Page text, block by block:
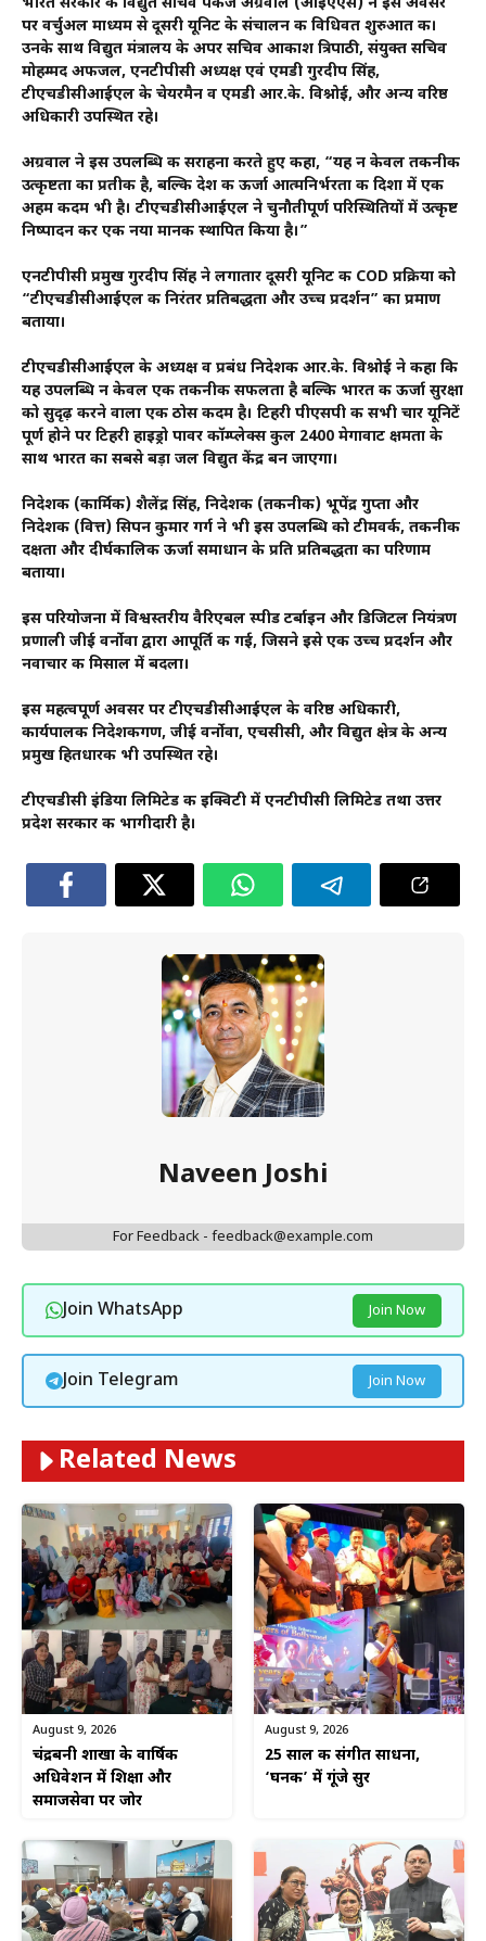
पर वर्चुअल माध्यम से दूसरी यूनिट के संचालन की विधिवत शुरुआत की।
उनके साथ विद्युत मंत्रालय के अपर सचिव आकाश त्रिपाठी, संयुक्त सचिव
मोहम्मद अफजल, एनटीपीसी अध्यक्ष एवं एमडी गुरदीप सिंह,
टीएचडीसीआईएल के चेयरमैन व एमडी आर.के. विश्नोई, और अन्य वरिष्ठ
अधिकारी उपस्थित रहे।
अग्रवाल ने इस उपलब्धि की सराहना करते हुए कहा, “यह न केवल तकनीकी
उत्कृष्टता का प्रतीक है, बल्कि देश की ऊर्जा आत्मनिर्भरता की दिशा में एक
अहम कदम भी है। टीएचडीसीआईएल ने चुनौतीपूर्ण परिस्थितियों में उत्कृष्ट
निष्पादन कर एक नया मानक स्थापित किया है।”
एनटीपीसी प्रमुख गुरदीप सिंह ने लगातार दूसरी यूनिट की COD प्रक्रिया को
“टीएचडीसीआईएल की निरंतर प्रतिबद्धता और उच्च प्रदर्शन” का प्रमाण
बताया।
टीएचडीसीआईएल के अध्यक्ष व प्रबंध निदेशक आर.के. विश्नोई ने कहा कि
यह उपलब्धि न केवल एक तकनीकी सफलता है बल्कि भारत की ऊर्जा सुरक्षा
को सुदृढ़ करने वाला एक ठोस कदम है। टिहरी पीएसपी की सभी चार यूनिटें
पूर्ण होने पर टिहरी हाइड्रो पावर कॉम्प्लेक्स कुल 2400 मेगावाट क्षमता के
साथ भारत का सबसे बड़ा जल विद्युत केंद्र बन जाएगा।
निदेशक (कार्मिक) शैलेंद्र सिंह, निदेशक (तकनीकी) भूपेंद्र गुप्ता और
निदेशक (वित्त) सिपन कुमार गर्ग ने भी इस उपलब्धि को टीमवर्क, तकनीकी
दक्षता और दीर्घकालिक ऊर्जा समाधान के प्रति प्रतिबद्धता का परिणाम
बताया।
इस परियोजना में विश्वस्तरीय वैरिएबल स्पीड टर्बाइन और डिजिटल नियंत्रण
प्रणाली जीई वर्नोवा द्वारा आपूर्ति की गई, जिसने इसे एक उच्च प्रदर्शन और
नवाचार की मिसाल में बदला।
इस महत्वपूर्ण अवसर पर टीएचडीसीआईएल के वरिष्ठ अधिकारी,
कार्यपालक निदेशकगण, जीई वर्नोवा, एचसीसी, और विद्युत क्षेत्र के अन्य
प्रमुख हितधारक भी उपस्थित रहे।
टीएचडीसी इंडिया लिमिटेड की इक्विटी में एनटीपीसी लिमिटेड तथा उत्तर
प्रदेश सरकार की भागीदारी है।
Naveen Joshi
For Feedback - feedback@example.com
Join WhatsApp Join Now
Join Telegram Join Now
Related News
August 9, 2026
चंद्रबनी शाखा के वार्षिक
अधिवेशन में शिक्षा और
समाजसेवा पर जोर
August 9, 2026
25 साल की संगीत साधना,
‘घनक’ में गूंजे सुर